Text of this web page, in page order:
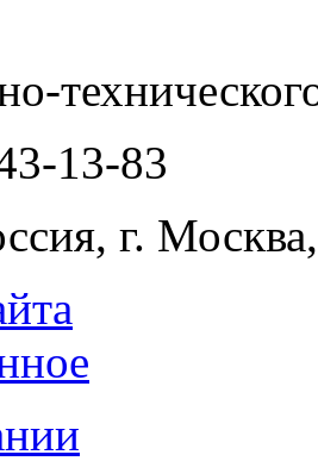
-13-83
, г. Москва